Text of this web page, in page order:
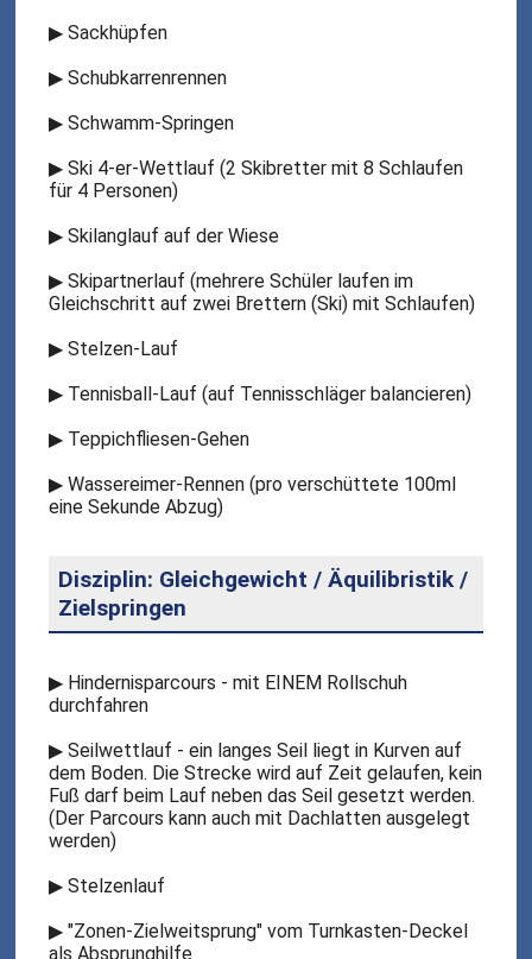
▶ Sackhüpfen
▶ Schubkarrenrennen
▶ Schwamm-Springen
▶ Ski 4-er-Wettlauf (2 Skibretter mit 8 Schlaufen
für 4 Personen)
▶ Skilanglauf auf der Wiese
▶ Skipartnerlauf (mehrere Schüler laufen im
Gleichschritt auf zwei Brettern (Ski) mit Schlaufen)
▶ Stelzen-Lauf
▶ Tennisball-Lauf (auf Tennisschläger balancieren)
▶ Teppichfliesen-Gehen
▶ Wassereimer-Rennen (pro verschüttete 100ml
eine Sekunde Abzug)
Disziplin: Gleichgewicht / Äquilibristik /
Zielspringen
▶ Hindernisparcours - mit EINEM Rollschuh
durchfahren
▶ Seilwettlauf - ein langes Seil liegt in Kurven auf
dem Boden. Die Strecke wird auf Zeit gelaufen, kein
Fuß darf beim Lauf neben das Seil gesetzt werden.
(Der Parcours kann auch mit Dachlatten ausgelegt
werden)
▶ Stelzenlauf
▶ "Zonen-Zielweitsprung" vom Turnkasten-Deckel
als Absprunghilfe